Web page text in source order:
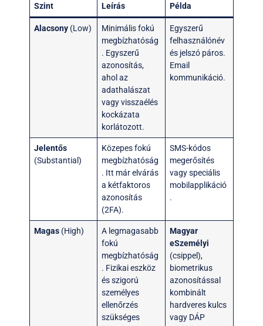
Szint Leírás Példa
Alacsony (Low)
Minimális fokú
megbízhatóság
. Egyszerű
azonosítás,
ahol az
adathalászat
vagy visszaélés
kockázata
korlátozott.
Egyszerű
felhasználónév
és jelszó páros.
Email
kommunikáció.
Jelentős
(Substantial)
Közepes fokú
megbízhatóság
. Itt már elvárás
a kétfaktoros
azonosítás
(2FA).
SMS-kódos
megerősítés
vagy speciális
mobilapplikáció
.
Magas (High)
A legmagasabb
fokú
megbízhatóság
. Fizikai eszköz
és szigorú
személyes
ellenőrzés
szükséges
Magyar
eSzemélyi
(csippel),
biometrikus
azonosítással
kombinált
hardveres kulcs
vagy DÁP